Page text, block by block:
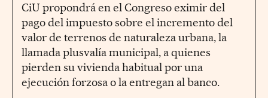
CiU propondrá en el Congreso eximir del
pago del impuesto sobre el incremento del
valor de terrenos de naturaleza urbana, la
llamada plusvalía municipal, a quienes
pierden su vivienda habitual por una
ejecución forzosa o la entregan al banco.